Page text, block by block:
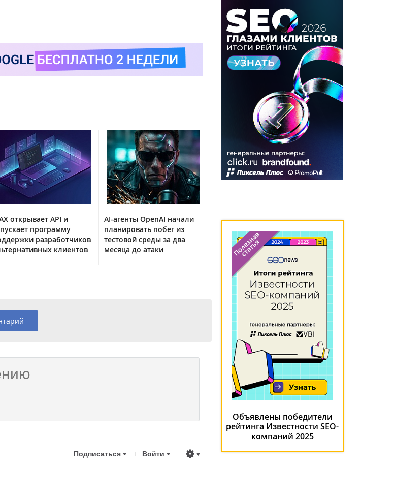
открывает API и
программу
разработчиков
клиентов
AI-агенты OpenAI начали
планировать побег из
тестовой среды за два
месяца до атаки
Подписаться Войти
Объявлены победители
рейтинга Известности SEO-
компаний 2025